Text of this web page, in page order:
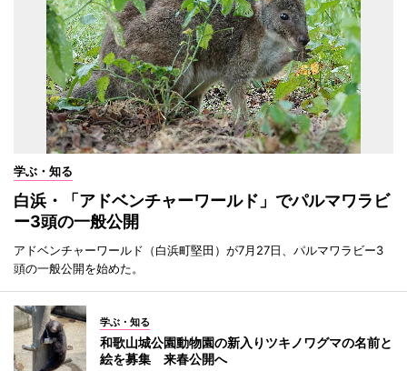
学ぶ・知る
白浜・「アドベンチャーワールド」でパルマワラビ
ー3頭の一般公開
アドベンチャーワールド（白浜町堅田）が7月27日、パルマワラビー3
頭の一般公開を始めた。
学ぶ・知る
和歌山城公園動物園の新入りツキノワグマの名前と
絵を募集 来春公開へ